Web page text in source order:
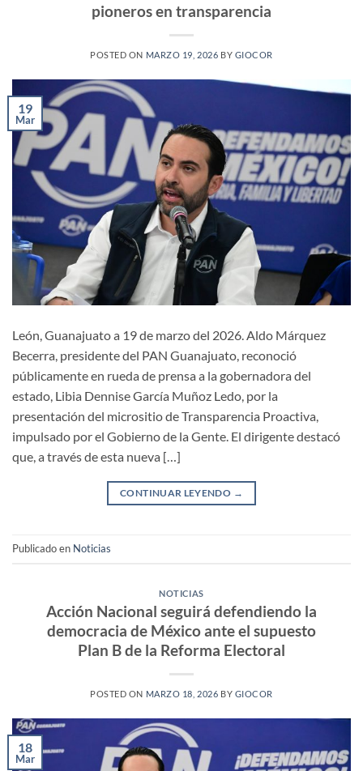
pioneros en transparencia
POSTED ON MARZO 19, 2026 BY GIOCOR
19
Mar
León, Guanajuato a 19 de marzo del 2026. Aldo Márquez
Becerra, presidente del PAN Guanajuato, reconoció
públicamente en rueda de prensa a la gobernadora del
estado, Libia Dennise García Muñoz Ledo, por la
presentación del micrositio de Transparencia Proactiva,
impulsado por el Gobierno de la Gente. El dirigente destacó
que, a través de esta nueva […]
CONTINUAR LEYENDO →
Publicado en Noticias
NOTICIAS
Acción Nacional seguirá defendiendo la
democracia de México ante el supuesto
Plan B de la Reforma Electoral
POSTED ON MARZO 18, 2026 BY GIOCOR
18
Mar